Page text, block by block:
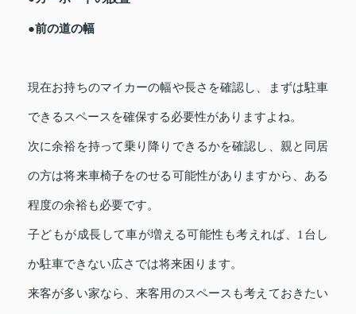
●前の道の幅
現在お持ちのマイカーの幅や長さを確認し、まずは駐車
できるスペースを確保する必要性がありますよね。
次に余裕を持って乗り降りできるかを確認し、親と同居
の方は将来車椅子をのせる可能性がありますから、ある
程度の余裕も必要です。
子どもが成長して車が増える可能性も考えれば、1台し
か駐車できない広さでは将来困ります。
来客が多い家なら、来客用のスペースも考えておきたい